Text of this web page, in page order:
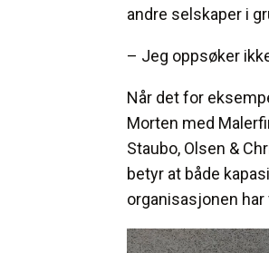
andre selskaper i
– Jeg oppsøker
Når det for
Morten med
Staubo, Olsen &
betyr at både
organisasjonen